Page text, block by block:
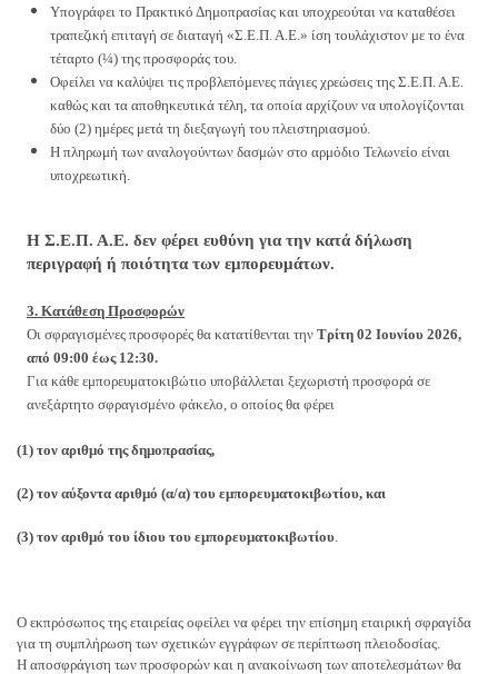
Υπογράφει το Πρακτικό Δημοπρασίας και υποχρεούται να καταθέσει
τραπεζική επιταγή σε διαταγή «Σ.Ε.Π. Α.Ε.» ίση τουλάχιστον με το ένα
τέταρτο (¼) της προσφοράς του.
Οφείλει να καλύψει τις προβλεπόμενες πάγιες χρεώσεις της Σ.Ε.Π. Α.Ε.
καθώς και τα αποθηκευτικά τέλη, τα οποία αρχίζουν να υπολογίζονται
δύο (2) ημέρες μετά τη διεξαγωγή του πλειστηριασμού.
Η πληρωμή των αναλογούντων δασμών στο αρμόδιο Τελωνείο είναι
υποχρεωτική.
Η Σ.Ε.Π. Α.Ε. δεν φέρει ευθύνη για την κατά δήλωση
περιγραφή ή ποιότητα των εμπορευμάτων.
3. Κατάθεση Προσφορών
Οι σφραγισμένες προσφορές θα κατατίθενται την Τρίτη 02 Ιουνίου 2026,
από 09:00 έως 12:30.
Για κάθε εμπορευματοκιβώτιο υποβάλλεται ξεχωριστή προσφορά σε
ανεξάρτητο σφραγισμένο φάκελο, ο οποίος θα φέρει
(1) τον αριθμό της δημοπρασίας,
(2) τον αύξοντα αριθμό (α/α) του εμπορευματοκιβωτίου, και
(3) τον αριθμό του ίδιου του εμπορευματοκιβωτίου
Ο εκπρόσωπος της εταιρείας οφείλει να φέρει την επίσημη εταιρική σφραγίδα
για τη συμπλήρωση των σχετικών εγγράφων σε περίπτωση πλειοδοσίας.
Η αποσφράγιση των προσφορών και η ανακοίνωση των αποτελεσμάτων θα